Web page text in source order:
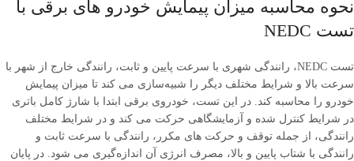
نحوه محاسبه میزان پیمایش خودرو های برقی با
تست NEDC
تست NEDC، رانندگی شهری با سرعت پایین و ثابت، رانندگی خارج از شهر با
سرعت بالا و شرایط مختلف دیگر را شبیه‌سازی می ‌کند تا میزان پیمایش
خودرو را محاسبه کند. در این تست، خودروی برقی ابتدا با شارژ کامل باتری
در شرایط کنترل ‌شده و آزمایشگاهی حرکت می ‌کند و در شرایط مختلف
رانندگی، از جمله توقف و حرکت‌ های مکرر، رانندگی با سرعت ثابت و
رانندگی با شتاب پایین و بالا، مصرف انرژی آن اندازه‌گیری می ‌شود. در پایان